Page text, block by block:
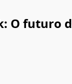
O futuro